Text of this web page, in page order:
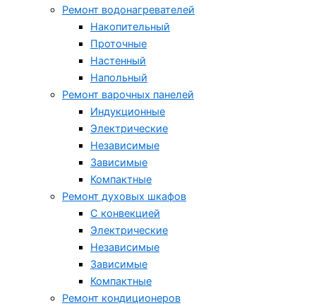
Ремонт водонагревателей
Накопительный
Проточные
Настенный
Напольный
Ремонт варочных панелей
Индукционные
Электрические
Независимые
Зависимые
Компактные
Ремонт духовых шкафов
С конвекцией
Электрические
Независимые
Зависимые
Компактные
Ремонт кондиционеров